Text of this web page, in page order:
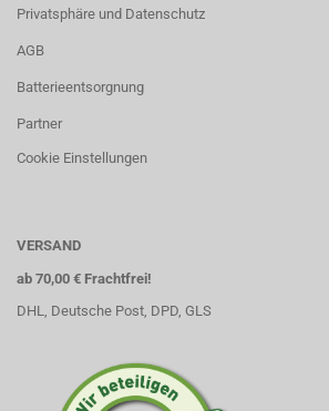
Privatsphäre und Datenschutz
AGB
Batterieentsorgnung
Partner
Cookie Einstellungen
VERSAND
ab 70,00 € Frachtfrei!
DHL, Deutsche Post, DPD, GLS